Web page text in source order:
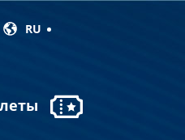
RU